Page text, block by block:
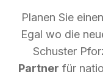
Planen Sie
Egal wo die
Schuster
Partner für